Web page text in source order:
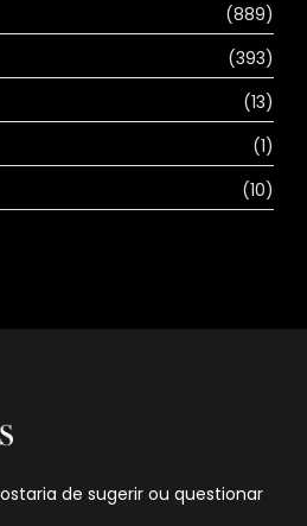
(889)
(393)
(13)
(1)
(10)
de sugerir ou questionar